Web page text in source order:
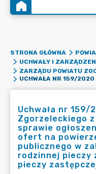
STRONA GŁÓWNA
UCHWAŁY I
ZARZĄDU POWIATU
Uchwała nr 159/
Zgorzeleckiego
sprawie
ofert na
publicznego w
rodzinnej pieczy
pieczy